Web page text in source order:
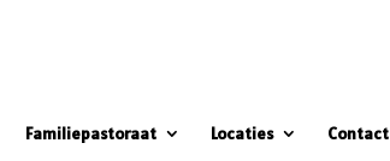
Familiepastoraat Locaties Contact